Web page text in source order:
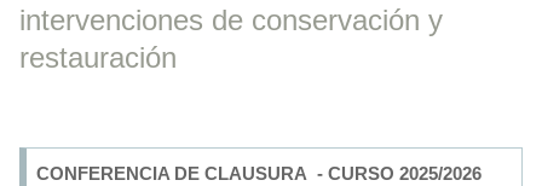
intervenciones de conservación y
restauración
CONFERENCIA DE CLAUSURA - CURSO 2025/2026